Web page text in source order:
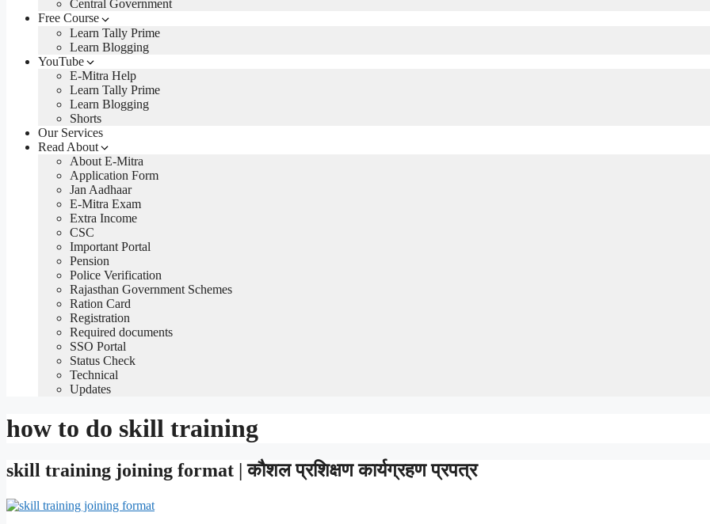
Central Government
Free Course
Learn Tally Prime
Learn Blogging
YouTube
E-Mitra Help
Learn Tally Prime
Learn Blogging
Shorts
Our Services
Read About
About E-Mitra
Application Form
Jan Aadhaar
E-Mitra Exam
Extra Income
CSC
Important Portal
Pension
Police Verification
Rajasthan Government Schemes
Ration Card
Registration
Required documents
SSO Portal
Status Check
Technical
Updates
how to do skill training
skill training joining format | कौशल प्रशिक्षण कार्यग्रहण प्रपत्र